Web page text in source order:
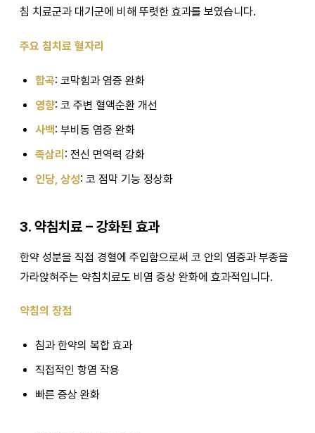
침 치료군과 대기군에 비해 뚜렷한 효과를 보였습니다.
주요 침치료 혈자리
합곡: 코막힘과 염증 완화
영향: 코 주변 혈액순환 개선
사백: 부비동 염증 완화
족삼리 : 전신 면역력 강화
인당, 상성: 코 점막 기능 정상화
3. 약침치료 – 강화된 효과
한약 성분을 직접 경혈에 주입함으로써 코 안의 염증과 부종을
가라앉혀주는 약침치료도 비염 증상 완화에 효과적입니다.
약침의 장점
침과 한약의 복합 효과
직접적인 항염 작용
빠른 증상 완화